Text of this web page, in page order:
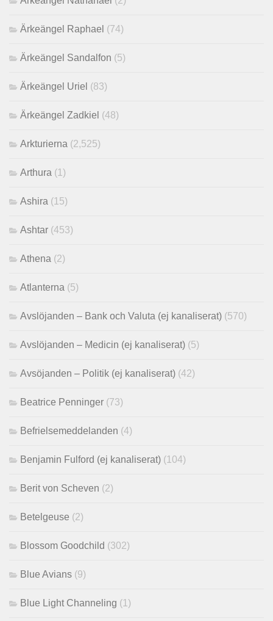
Ärkeängel Raphael (74)
Ärkeängel Sandalfon (5)
Ärkeängel Uriel (83)
Ärkeängel Zadkiel (48)
Arkturierna (2,525)
Arthura (1)
Ashira (15)
Ashtar (453)
Athena (2)
Atlanterna (5)
Avslöjanden – Bank och Valuta (ej kanaliserat) (570)
Avslöjanden – Medicin (ej kanaliserat) (5)
Avsöjanden – Politik (ej kanaliserat) (42)
Beatrice Penninger (73)
Befrielsemeddelanden (4)
Benjamin Fulford (ej kanaliserat) (104)
Berit von Scheven (2)
Betelgeuse (2)
Blossom Goodchild (302)
Blue Avians (9)
Blue Light Channeling (1)